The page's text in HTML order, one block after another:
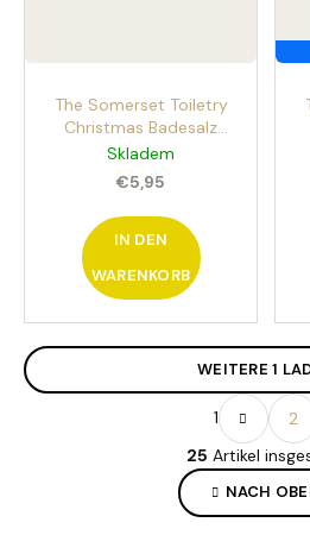
The Somerset Toiletry
Christmas Badesalz
Grüner Baum 150g
Skladem
€5,95
IN DEN
WARENKORB
S
t
e
u
WEITERE 1
P
a
g
i
n
i
1
2
25 Artikel
NACH